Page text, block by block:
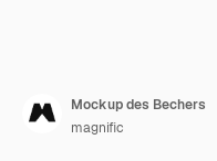
Mockup des Bechers
magnific